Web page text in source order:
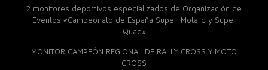
2 monitores deportivos especializados de Organización de
Eventos «Campeonato de España Super-Motard y Super
Quad»
MONITOR CAMPEÓN REGIONAL DE RALLY CROSS Y MOTO
CROSS